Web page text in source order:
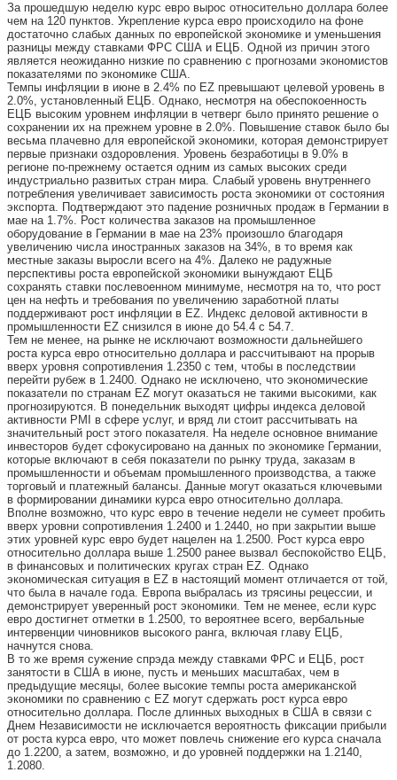
За прошедшую неделю курс евро вырос относительно доллара более
чем на 120 пунктов. Укрепление курса евро происходило на фоне
достаточно слабых данных по европейской экономике и уменьшения
разницы между ставками ФРС США и ЕЦБ. Одной из причин этого
является неожиданно низкие по сравнению с прогнозами экономистов
показателями по экономике США.
Темпы инфляции в июне в 2.4% по EZ превышают целевой уровень в
2.0%, установленный ЕЦБ. Однако, несмотря на обеспокоенность
ЕЦБ высоким уровнем инфляции в четверг было принято решение о
сохранении их на прежнем уровне в 2.0%. Повышение ставок было бы
весьма плачевно для европейской экономики, которая демонстрирует
первые признаки оздоровления. Уровень безработицы в 9.0% в
регионе по-прежнему остается одним из самых высоких среди
индустриально развитых стран мира. Слабый уровень внутреннего
потребления увеличивает зависимость роста экономики от состояния
экспорта. Подтверждают это падение розничных продаж в Германии в
мае на 1.7%. Рост количества заказов на промышленное
оборудование в Германии в мае на 23% произошло благодаря
увеличению числа иностранных заказов на 34%, в то время как
местные заказы выросли всего на 4%. Далеко не радужные
перспективы роста европейской экономики вынуждают ЕЦБ
сохранять ставки послевоенном минимуме, несмотря на то, что рост
цен на нефть и требования по увеличению заработной платы
поддерживают рост инфляции в EZ. Индекс деловой активности в
промышленности EZ снизился в июне до 54.4 с 54.7.
Тем не менее, на рынке не исключают возможности дальнейшего
роста курса евро относительно доллара и рассчитывают на прорыв
вверх уровня сопротивления 1.2350 с тем, чтобы в последствии
перейти рубеж в 1.2400. Однако не исключено, что экономические
показатели по странам EZ могут оказаться не такими высокими, как
прогнозируются. В понедельник выходят цифры индекса деловой
активности PMI в сфере услуг, и вряд ли стоит рассчитывать на
значительный рост этого показателя. На неделе основное внимание
инвесторов будет сфокусировано на данных по экономике Германии,
которые включают в себя показатели по рынку труда, заказам в
промышленности и объемам промышленного производства, а также
торговый и платежный балансы. Данные могут оказаться ключевыми
в формировании динамики курса евро относительно доллара.
Вполне возможно, что курс евро в течение недели не сумеет пробить
вверх уровни сопротивления 1.2400 и 1.2440, но при закрытии выше
этих уровней курс евро будет нацелен на 1.2500. Рост курса евро
относительно доллара выше 1.2500 ранее вызвал беспокойство ЕЦБ,
в финансовых и политических кругах стран EZ. Однако
экономическая ситуация в EZ в настоящий момент отличается от той,
что была в начале года. Европа выбралась из трясины рецессии, и
демонстрирует уверенный рост экономики. Тем не менее, если курс
евро достигнет отметки в 1.2500, то вероятнее всего, вербальные
интервенции чиновников высокого ранга, включая главу ЕЦБ,
начнутся снова.
В то же время сужение спрэда между ставками ФРС и ЕЦБ, рост
занятости в США в июне, пусть и меньших масштабах, чем в
предыдущие месяцы, более высокие темпы роста американской
экономики по сравнению с EZ могут сдержать рост курса евро
относительно доллара. После длинных выходных в США в связи с
Днем Независимости не исключается вероятность фиксации прибыли
от роста курса евро, что может повлечь снижение его курса сначала
до 1.2200, а затем, возможно, и до уровней поддержки на 1.2140,
1.2080.